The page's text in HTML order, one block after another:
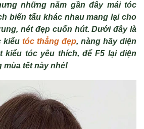
những năm gần đây mái tóc
biến tấu khác nhau mang lại cho
nét đẹp cuốn hút. Dưới đây là
kiểu tóc thẳng đẹp, nàng hãy diện
kiểu tóc yêu thích, để F5 lại diện
mùa tết này nhé!